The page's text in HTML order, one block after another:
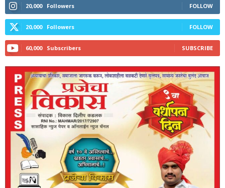
20,000 Followers FOLLOW
20,000 Followers FOLLOW
60,000 Subscribers SUBSCRIBE